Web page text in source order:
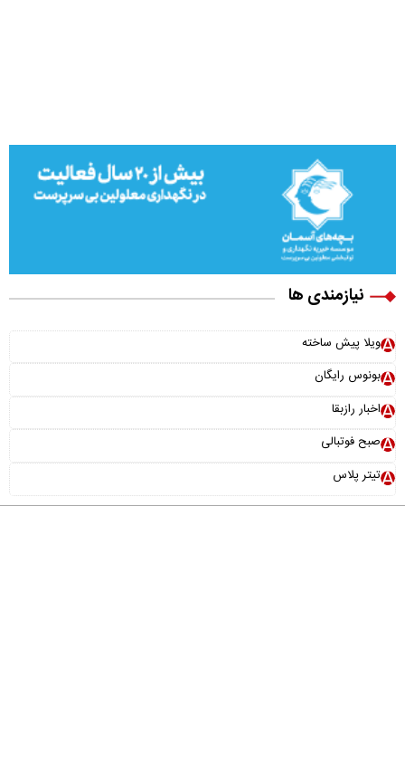
نیازمندی ها
ویلا پیش ساخته
بونوس رایگان
اخبار رازبقا
صبح فوتبالی
تیتر پلاس